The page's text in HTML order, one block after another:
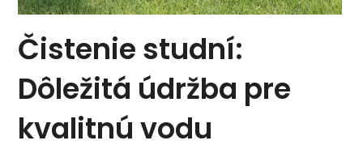
Čistenie studní:
Dôležitá údržba pre
kvalitnú vodu